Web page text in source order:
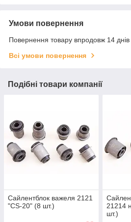
Умови повернення
Повернення товару впродовж 14
Всі умови повернення
Подібні товари компанії
Сайлентблок важеля 2121
"CS-20" (8 шт.)
21214
шт.)